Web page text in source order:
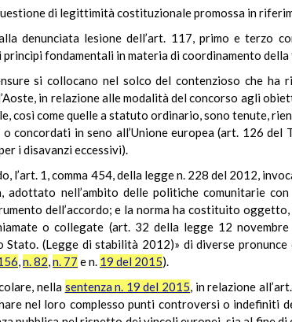
di legittimità costituzionale promossa in
denunciata lesione dell’art. 117, primo e terzo
princìpi fondamentali in materia di coordinamento
si collocano nel solco del contenzioso che
in relazione alle modalità del concorso agli
così come quelle a statuto ordinario, sono tenute,
concordati in seno all’Unione europea (art. 126
i disavanzi eccessivi).
l’art. 1, comma 454, della legge n. 228 del 2012,
adottato nell’ambito delle politiche comunitarie
dell’accordo; e la norma ha costituito
o collegate (art. 32 della legge 12
Stato. (Legge di stabilità 2012)» di diverse
,n. 82,n. 77 e n. 19 del 2015).
nella sentenza n. 19 del 2015, in relazione
nel loro complesso punti controversi o indefiniti